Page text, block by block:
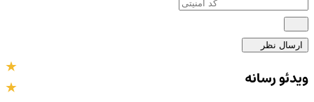
ارسال نظر
ویدئو رسانه